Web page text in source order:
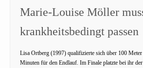
Marie-Louise Möller
krankheitsbedingt passen
Lisa Ortberg (1997) qualifizierte sich über 100
Minuten für den Endlauf. Im Finale platzte bei ihr